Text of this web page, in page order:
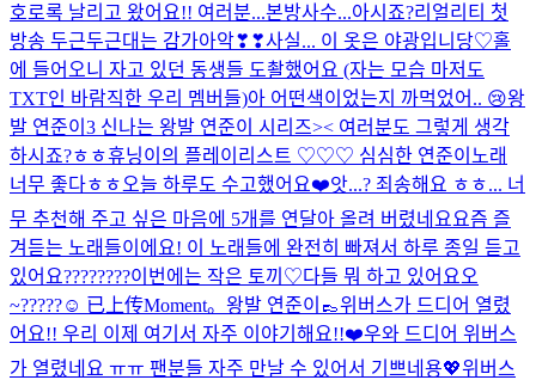
호로록 날리고 왔어요!! 여러분...본방사수...아시죠?리얼리티 첫
방송 두근두근대는 감가아악❣❣사실... 이 옷은 야광입니당♡홀
에 들어오니 자고 있던 동생들 도촬했어요 (자는 모습 마저도
TXT인 바람직한 우리 멤버들)아 어떤색이었는지 까먹었어.. 😢왕
발 연준이3 신나는 왕발 연준이 시리즈>< 여러분도 그렇게 생각
하시죠?ㅎㅎ휴닝이의 플레이리스트 ♡♡♡ 심심한 연준이 노래
너무 좋다ㅎㅎ 오늘 하루도 수고했어요❤️앗...? 죄송해요 ㅎㅎ... 너
무 추천해 주고 싶은 마음에 5개를 연달아 올려 버렸네요 요즘 즐
겨듣는 노래들이에요! 이 노래들에 완전히 빠져서 하루 종일 듣고
있어요????????이번에는 작은 토끼♡다들 뭐 하고 있어요오
~?????☺️ 已上传Moment。 왕발 연준이👞위버스가 드디어 열렸
어요!! 우리 이제 여기서 자주 이야기해요!!❤️우와 드디어 위버스
가 열렸네요 ㅠㅠ 팬분들 자주 만날 수 있어서 기쁘네용💖위버스